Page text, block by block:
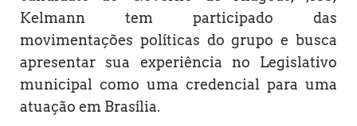
Kelmann tem participado das
movimentações políticas do grupo e busca
apresentar sua experiência no Legislativo
municipal como uma credencial para uma
atuação em Brasília.